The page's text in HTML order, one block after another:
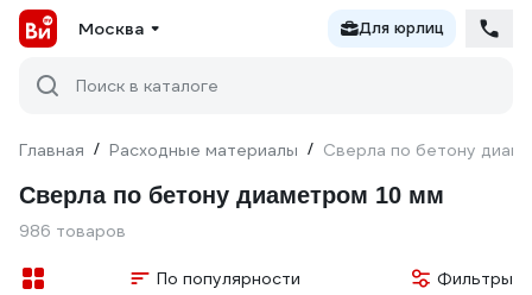
Москва Для юрлиц
Поиск в каталоге
Главная / Расходные материалы / Сверла по бетону
Сверла по бетону диаметром 10 мм
986 товаров
По популярности Фильтры